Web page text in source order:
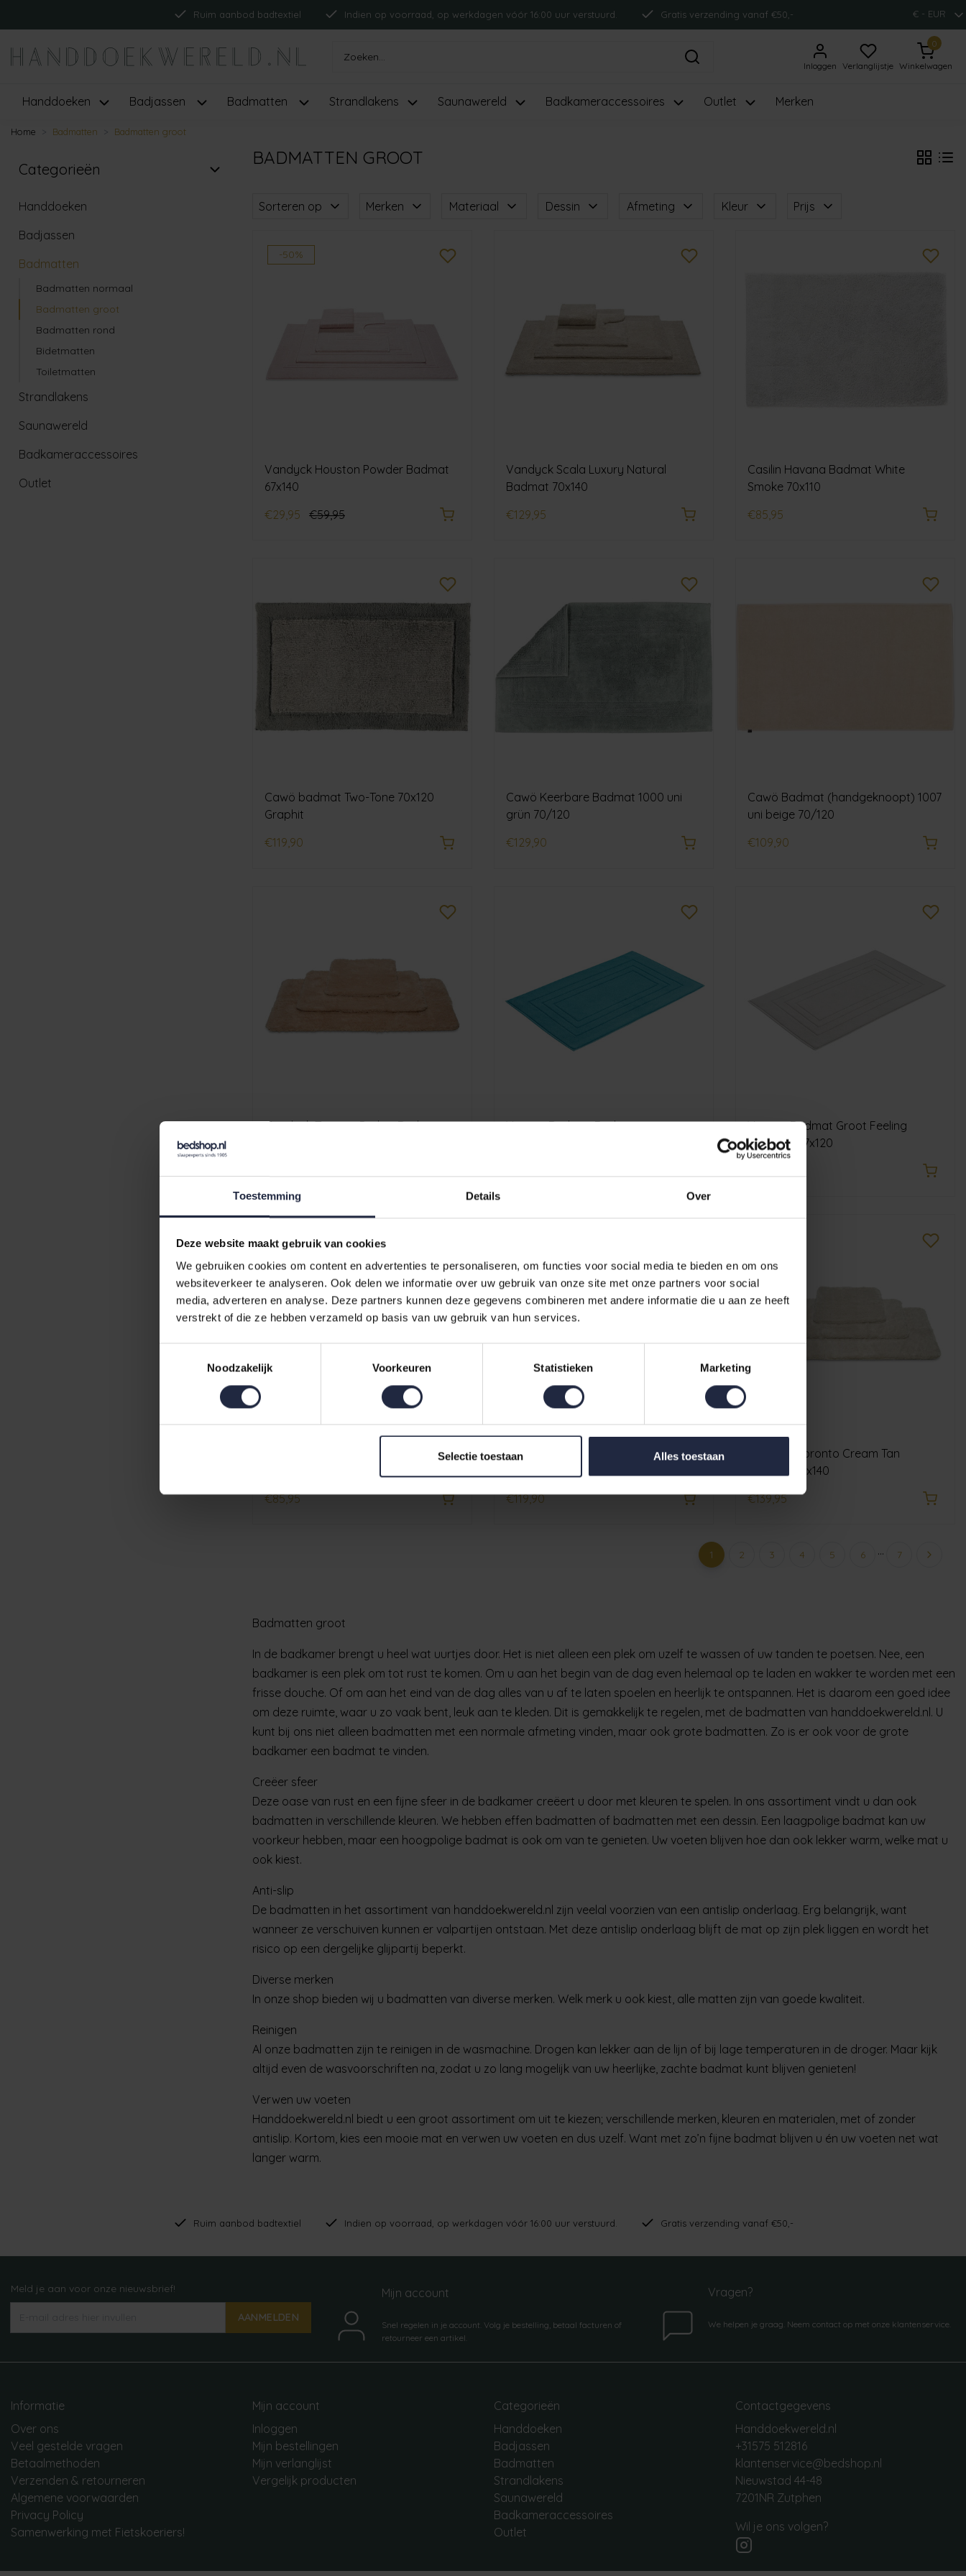
Toestemming Details Over
Deze website maakt gebruik van cookies
We gebruiken cookies om content en advertenties te personaliseren, om functies voor social media te bieden en om ons
websiteverkeer te analyseren. Ook delen we informatie over uw gebruik van onze site met onze partners voor social
media, adverteren en analyse. Deze partners kunnen deze gegevens combineren met andere informatie die u aan ze heeft
verstrekt of die ze hebben verzameld op basis van uw gebruik van hun services.
Noodzakelijk
Voorkeuren Statistieken Marketing
Selectie toestaan Alles toestaan
Ruim aanbod badtextiel Indien op voorraad, op werkdagen vóór 16:00 uur verstuurd. Gratis verzending vanaf €50,- € - EUR
Inloggen Verlanglijstje
0
Winkelwagen
Handdoeken Badjassen Badmatten Strandlakens Saunawereld Badkameraccessoires Outlet Merken
Home Badmatten Badmatten groot
Categorieën
Handdoeken
Badjassen
Badmatten
Badmatten normaal
Badmatten groot
Badmatten rond
Bidetmatten
Toiletmatten
Strandlakens
Saunawereld
Badkameraccessoires
Outlet
BADMATTEN GROOT
Sorteren op Merken Materiaal Dessin Afmeting Kleur Prijs
-50%
Vandyck Houston Powder Badmat
67x140
€29,95
€59,95
Vandyck Scala Luxury Natural
Badmat 70x140
€129,95
Casilin Havana Badmat White
Smoke 70x110
€85,95
Cawö badmat Two-Tone 70x120
Graphit
€119,90
Cawö Keerbare Badmat 1000 uni
grün 70/120
€129,90
Cawö Badmat (handgeknoopt) 1007
uni beige 70/120
€109,90
Vandyck Toronto Praline Badmat
Vossen Badmat Feeling turquoise
Vossen Badmat Groot Feeling
Lichtgrijs 67x120
Casilin Havana Badmat Misty Pink
€85,95
Cawö badmat Two-Tone 70x120
€119,90
Vandyck Toronto Cream Tan
Badmat 70x140
€139,95
1 2 3 4 5 6 ... 7
Badmatten groot
In de badkamer brengt u heel wat uurtjes door. Het is niet alleen een plek om uzelf te wassen of uw tanden te poetsen. Nee, een
badkamer is een plek om tot rust te komen. Om u aan het begin van de dag even helemaal op te laden en wakker te worden met een
frisse douche. Of om aan het eind van de dag alles van u af te laten spoelen en heerlijk te ontspannen. Het is daarom een goed idee
om deze ruimte, waar u zo vaak bent, leuk aan te kleden. Dit is gemakkelijk te regelen, met de badmatten van handdoekwereld.nl. U
kunt bij ons niet alleen badmatten met een normale afmeting vinden, maar ook grote badmatten. Zo is er ook voor de grote
badkamer een badmat te vinden.
Creëer sfeer
Deze oase van rust en een fijne sfeer in de badkamer creëert u door met kleuren te spelen. In ons assortiment vindt u dan ook
badmatten in verschillende kleuren. We hebben effen badmatten of badmatten met een dessin. Een laagpolige badmat kan uw
voorkeur hebben, maar een hoogpolige badmat is ook om van te genieten. Uw voeten blijven hoe dan ook lekker warm, welke mat u
ook kiest.
Anti-slip
De badmatten in het assortiment van handdoekwereld.nl zijn veelal voorzien van een antislip onderlaag. Erg belangrijk, want
wanneer ze verschuiven kunnen er valpartijen ontstaan. Met deze antislip onderlaag blijft de mat op zijn plek liggen en wordt het
risico op een dergelijke glijpartij beperkt.
Diverse merken
In onze shop bieden wij u badmatten van diverse merken. Welk merk u ook kiest, alle matten zijn van goede kwaliteit.
Reinigen
Al onze badmatten zijn te reinigen in de wasmachine. Drogen kan lekker aan de lijn of bij lage temperaturen in de droger. Maar kijk
altijd even de wasvoorschriften na, zodat u zo lang mogelijk van uw heerlijke, zachte badmat kunt blijven genieten!
Verwen uw voeten
Handdoekwereld.nl biedt u een groot assortiment om uit te kiezen; verschillende merken, kleuren en materialen, met of zonder
antislip. Kortom, kies een mooie mat en verwen uw voeten en dus uzelf. Want met zo’n fijne badmat blijven u én uw voeten net wat
langer warm.
Ruim aanbod badtextiel Indien op voorraad, op werkdagen vóór 16:00 uur verstuurd. Gratis verzending vanaf €50,-
Meld je aan voor onze nieuwsbrief!
AANMELDEN
Mijn account
Snel regelen in je account. Volg je bestelling, betaal facturen of
retourneer een artikel.
Vragen?
We helpen je graag. Neem contact op met onze klantenservice.
Informatie
Over ons
Veel gestelde vragen
Betaalmethoden
Verzenden & retourneren
Algemene voorwaarden
Privacy Policy
Samenwerking met Fietskoeriers!
Mijn account
Inloggen
Mijn bestellingen
Mijn verlanglijst
Vergelijk producten
Categorieën
Handdoeken
Badjassen
Badmatten
Strandlakens
Saunawereld
Badkameraccessoires
Outlet
Contactgegevens
Handdoekwereld.nl
+31575 512816
klantenservice@bedshop.nl
Nieuwstad 44-48
7201NR Zutphen
Wil je ons volgen?